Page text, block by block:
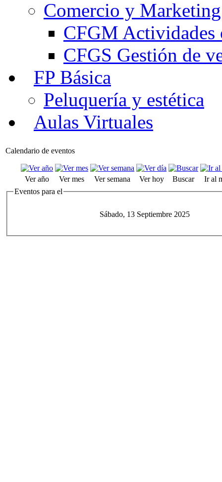
Comercio y Marketing
CFGM Actividades
CFGS Gestión de
FP Básica
Peluquería y estética
Aulas Virtuales
Calendario de eventos
Ver año Ver mes Ver semana Ver hoy Buscar
Ir al
Eventos para el
Sábado, 13 Septiembre 2025